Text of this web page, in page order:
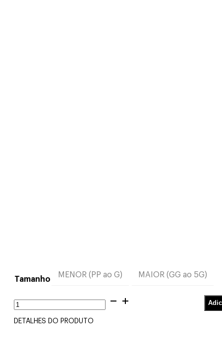
Tamanho
MENOR (PP ao G) MAIOR (GG ao 5G)
Cropped
Gola
Alta
Manga
DETALHES DO PRODUTO